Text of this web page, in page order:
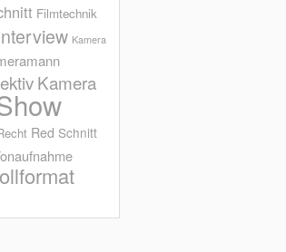
Filmtechnik
Kamera
Kamera
Red Schnitt